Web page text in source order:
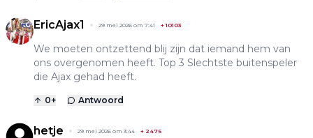
EricAjax1 29 mei 2026 om 7:41 +10103
We moeten ontzettend blij zijn dat iemand hem van
ons overgenomen heeft. Top 3 Slechtste buitenspeler
die Ajax gehad heeft.
0+ Antwoord
hetje 29 mei 2026 om 3:44 + 2476